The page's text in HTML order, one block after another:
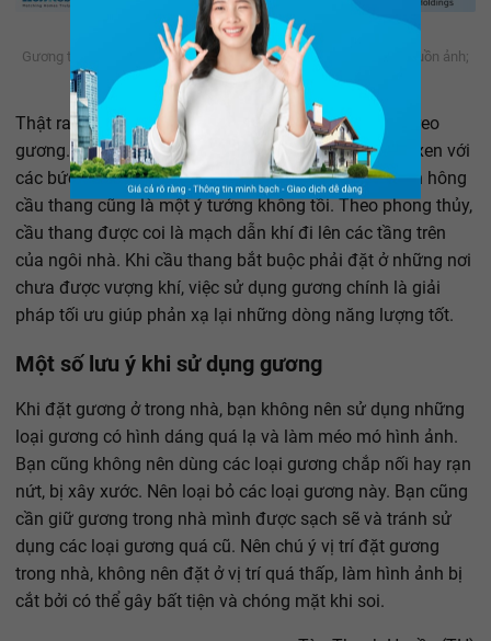
Gương trang trí cầu thang mang lại vẻ khác biệt cho ngôi nhà, nguồn ảnh;
Internet
Thật ra mà nói, cầu thang là nơi lý tưởng để có thể treo
gương. Bạn có thể đặt những chiếc gương nhỏ đan xen với
các bức tranh dọc theo hướng cầu thang, hoặc ở bên hông
cầu thang cũng là một ý tưởng không tồi. Theo phong thủy,
cầu thang được coi là mạch dẫn khí đi lên các tầng trên
của ngôi nhà. Khi cầu thang bắt buộc phải đặt ở những nơi
chưa được vượng khí, việc sử dụng gương chính là giải
pháp tối ưu giúp phản xạ lại những dòng năng lượng tốt.
Một số lưu ý khi sử dụng gương
Khi đặt gương ở trong nhà, bạn không nên sử dụng những
loại gương có hình dáng quá lạ và làm méo mó hình ảnh.
Bạn cũng không nên dùng các loại gương chắp nối hay rạn
nứt, bị xây xước. Nên loại bỏ các loại gương này. Bạn cũng
cần giữ gương trong nhà mình được sạch sẽ và tránh sử
dụng các loại gương quá cũ. Nên chú ý vị trí đặt gương
trong nhà, không nên đặt ở vị trí quá thấp, làm hình ảnh bị
cắt bởi có thể gây bất tiện và chóng mặt khi soi.